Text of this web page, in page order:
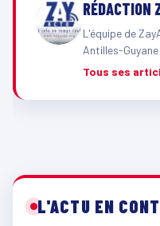
RÉDACTION
L'équipe de
Antilles-
Tous ses
L'ACTU EN